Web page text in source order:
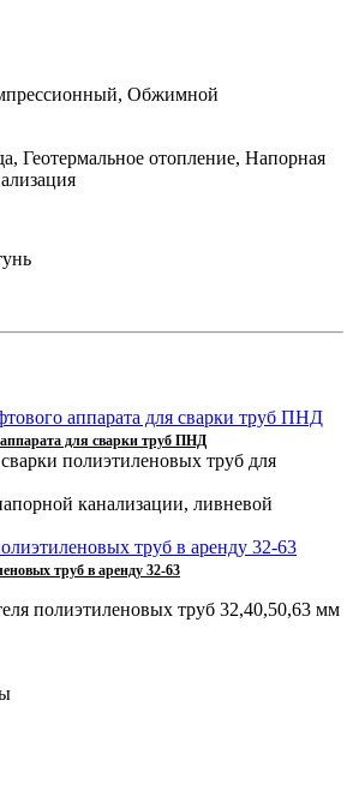
Обжимной
Геотермальное отопление, Напорная
для сварки труб ПНД
полиэтиленовых труб для
канализации, ливневой
труб в аренду 32-63
полиэтиленовых труб 32,40,50,63 мм